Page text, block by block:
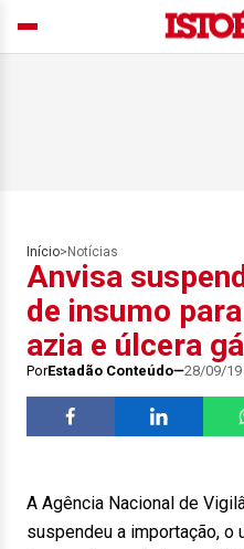
Início> Notícias
Anvisa
de insumo
azia e úlcera
PorEstadão Conteúdo 28/09/19
A Agência Nacional de
suspendeu a importação, o